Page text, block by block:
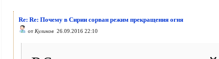
Re: Re: Почему в Сирии сорван режим прекращения огня
от Куликов 26.09.2016 22:10